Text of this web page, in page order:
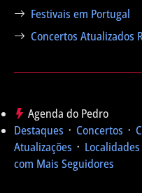
Festivais em Portugal
Concertos Atualizados
Agenda do Pedro
Destaques ᛫ Concertos ᛫
Atualizações ᛫ Localidades
com Mais Seguidores